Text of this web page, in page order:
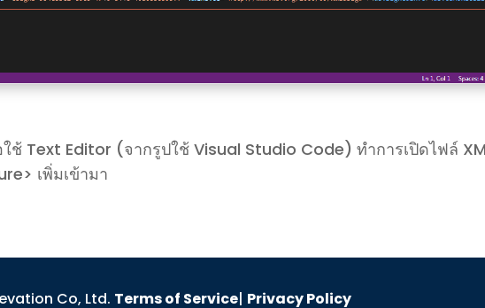
ช้ Text Editor (จากรูปใช้ Visual Studio Code) ทำการเปิดไฟล์
เพิ่มเข้ามา
Co, Ltd. Terms of Service| Privacy Policy